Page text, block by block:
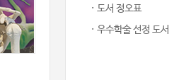
· 도서 정오표
· 우수학술 선정 도서